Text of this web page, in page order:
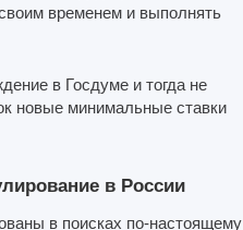
временем и выполнять
в Госдуме и тогда не
новые минимальные ставки
в России
в поисках по-настоящему